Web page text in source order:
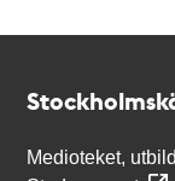
Medioteket,